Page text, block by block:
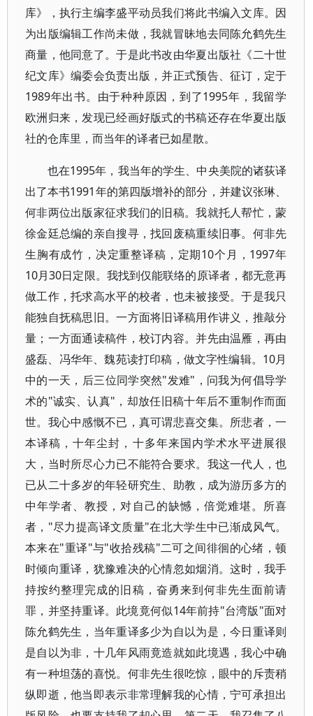
库》，执行主编李盛平动员我们将此书编入文库。因
为出版编辑工作尚未做，我就冒昧地去同陈允鹤先生
商量，他同意了。于是此书改由华夏出版社《二十世
纪文库》编委会负责出版，并正式预告、征订，定于
1989年出书。由于种种原因，到了1995年，我留学
欧洲归来，发现已经画好版式的书稿还存在华夏出版
社的仓库里，而当年的译者已如星散。
也在1995年，我当年的学生、中央美院的诸荻译
出了本书1991年的第四版增补的部分，并建议张琳、
何非两位出版家征求我们的旧稿。我就托人帮忙，蒙
徐金廷总编的亲自搜寻，找回废稿重续旧事。何非先
生胸有成竹，决定重整译稿，定期10个月，1997年
10月30日定限。我找到仅能联络的原译者，都无意再
做工作，托求高水平的校者，也未被接受。于是我只
能独自抚稿思旧。一方面将旧译稿用作讲义，推敲分
量；一方面通读稿件，校订内容。并先由温雁，再由
盛磊、冯华年、魏苑读打印稿，做文字性编辑。10月
中的一天，后三位同学突然"发难"，问我为何倡导学
术的"诚实、认真"，却放任旧稿十年后不重制作而面
世。我心中感慨不已，真可谓悲喜交集。所悲者，一
本译稿，十年尘封，十多年来国内学术水平进展很
大，当时所尽心力已不能符合要求。我这一代人，也
已从二十多岁的年轻研究生、助教，成为游历多方的
中年学者、教授，对自己的缺憾，倍觉难堪。所喜
者，"尽力提高译文质量"在北大学生中已渐成风气。
本来在"重译"与"收拾残稿"二可之间徘徊的心绪，顿
时倾向重译，犹豫难决的心情忽如烟消。这时，我手
持按约整理完成的旧稿，奋勇来到何非先生面前请
罪，并坚持重译。此境竟何似14年前持"台湾版"面对
陈允鹤先生，当年重译多少为自以为是，今日重译则
是自以为非，十几年风雨竟造就如此境遇，我心中确
有一种坦荡的喜悦。何非先生很吃惊，眼中的斥责稍
纵即逝，他当即表示非常理解我的心情，宁可承担出